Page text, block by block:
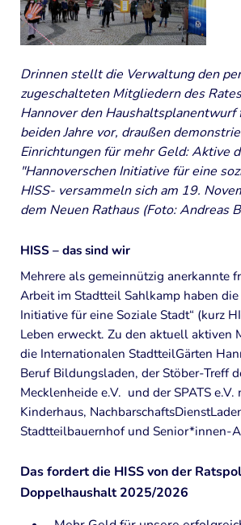
Senior*innen-Aktiv-Zentrum
Mitgliedschaft
Spenden
Downloads
Archiv
Sarah hat Herz
Impressum
Datenschutz
Haftungsausschluss
Kontakt
Sitemap
Drinnen stellt die Verwaltung den
zugeschalteten Mitgliedern des
Hannover den Haushaltsplanentwurf
beiden Jahre vor, draußen
Einrichtungen für mehr Geld: Aktive
"Hannoverschen Initiative für eine
HISS- versammeln sich am 19.
dem Neuen Rathaus (Foto: Andreas
HISS – das sind wir
Mehrere als gemeinnützig anerkannte
Arbeit im Stadtteil Sahlkamp haben die
Initiative für eine Soziale Stadt“ (kurz
Leben erweckt. Zu den aktuell aktiven
die Internationalen StadtteilGärten
Beruf Bildungsladen, der Stöber-Treff
Mecklenheide e.V. und der SPATS e.V.
Kinderhaus,
Stadtteilbauernhof und Senior*innen-
Das fordert die HISS von der
Doppelhaushalt 2025/2026